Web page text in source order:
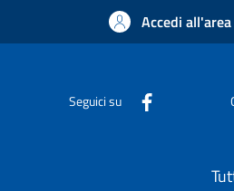
Accedi
Seguici su